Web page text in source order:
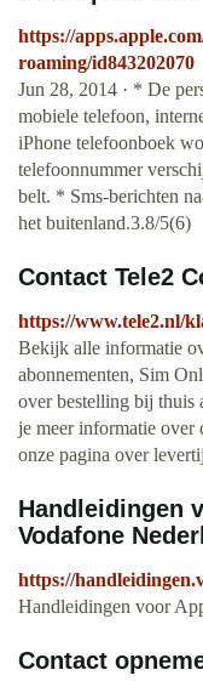
https://
roaming/id843202070
Jun 28, 2014 · * De
mobiele telefoon,
iPhone telefoonboek
telefoonnummer
belt. * Sms-berichten
het buitenland.3.8/5(6)
Contact Tele2
https://www.tele2.nl/
Bekijk alle informatie
abonnementen, Sim
over bestelling bij thuis
je meer informatie over
onze pagina over
Handleidingen
Vodafone
https://
Handleidingen voor
Contact